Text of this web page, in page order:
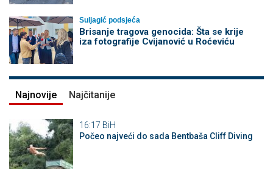
Suljagić podsjeća
Brisanje tragova genocida: Šta se krije
iza fotografije Cvijanović u Roćeviću
Najnovije Najčitanije
16:17 BiH
Počeo najveći do sada Bentbaša Cliff Diving